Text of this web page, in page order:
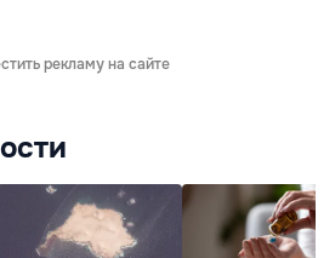
рекламу на сайте